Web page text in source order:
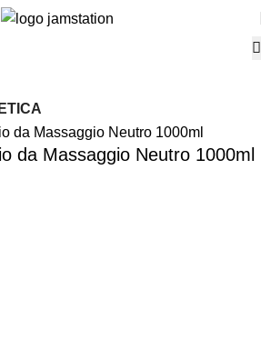
da Massaggio Neutro 1000ml